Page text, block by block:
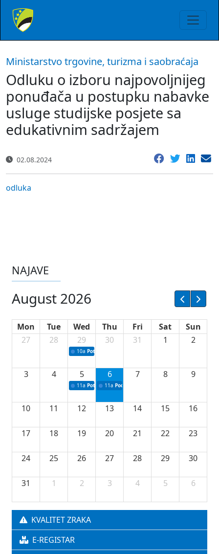
Ministarstvo trgovine, turizma i saobraćaja
Odluku o izboru najpovoljnijeg
ponuđača u postupku nabavke
usluge studijske posjete sa
edukativnim sadržajem
02.08.2024
odluka
NAJAVE
August 2026
Mon Tue Wed Thu Fri Sat
Sun
27
28 29
10a Potpisivanje ugovora sa neprofitnim
30 31 1 2
3 4 5
11a Potpisivanje ugovora o stipendijama za
6
11a Podrška razvoju vodne infrastrukture u
7 8 9
10 11 12 13 14 15 16
17 18 19 20 21 22 23
24 25 26 27 28 29 30
31 1 2 3 4 5 6
KVALITET ZRAKA
E-REGISTAR